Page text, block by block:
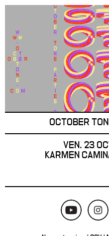
OCTOBER
VEN. 23
KARMEN